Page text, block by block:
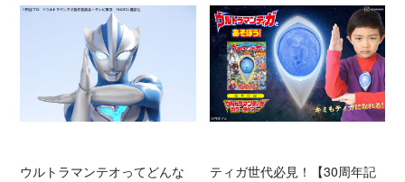
ウルトラマンテオってどんな
ティガ世代必見！【30周年記